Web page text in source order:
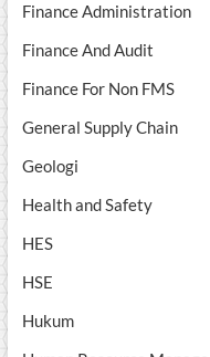
Finance Administration
Finance And Audit
Finance For Non FMS
General Supply Chain
Geologi
Health and Safety
HES
HSE
Hukum